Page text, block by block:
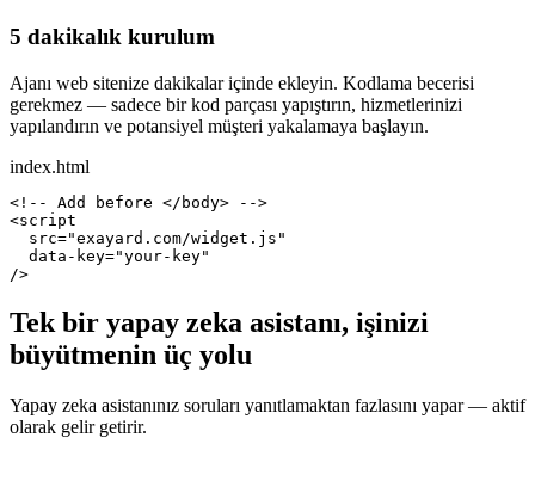
5 dakikalık kurulum
Ajanı web sitenize dakikalar içinde ekleyin. Kodlama becerisi
gerekmez — sadece bir kod parçası yapıştırın, hizmetlerinizi
yapılandırın ve potansiyel müşteri yakalamaya başlayın.
index.html
<!-- Add before </body> -->
<script
src="exayard.com/widget.js"
data-key="your-key"
/>
Tek bir yapay zeka asistanı, işinizi
büyütmenin üç yolu
Yapay zeka asistanınız soruları yanıtlamaktan fazlasını yapar — aktif
olarak gelir getirir.